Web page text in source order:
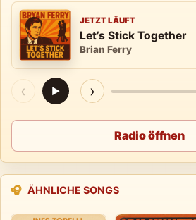
JETZT LÄUFT
Let’s Stick Together
Brian Ferry
‹ ▶ ›
Radio öffnen
🎧 ÄHNLICHE SONGS